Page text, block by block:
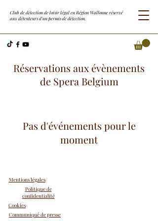
Club de détection de loisir légal en Région Wallonne réservé
aux détenteurs d'un permis de détection.
Réservations aux évènements
de Spera Belgium
Pas d'événements pour le
moment
Mentions légales
Politique de
confidentialité
Cookies
Communiqué de presse